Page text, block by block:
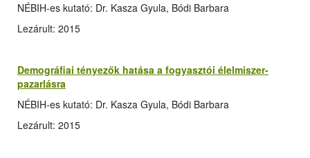
NÉBIH-es kutató: Dr. Kasza Gyula, Bódi Barbara
Lezárult: 2015
Demográfiai tényezők hatása a fogyasztói élelmiszer-
pazarlásra
NÉBIH-es kutató: Dr. Kasza Gyula, Bódi Barbara
Lezárult: 2015